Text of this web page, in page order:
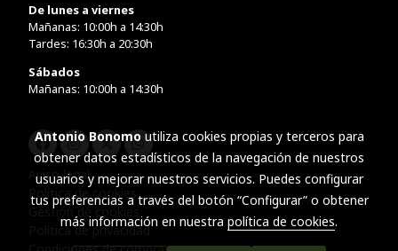
De lunes a viernes
Mañanas: 10:00h a 14:30h
Tardes: 16:30h a 20:30h
Sábados
Mañanas: 10:00h a 14:30h
Aviso legal
Política de cookies
Gestión de cookies
Política de privacidad
Antonio Bonomoutiliza cookies propias y terceros para
obtener datos estadísticos de la navegación de nuestros
usuarios y mejorar nuestros servicios. Puedes configurar
tus preferencias a través del botón “Configurar” o obtener
más información en nuestra política de cookies.